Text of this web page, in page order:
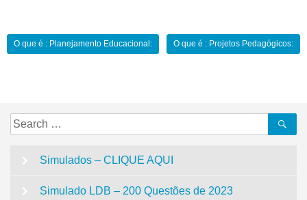
Navegação
O que é : Planejamento Educacional: O que é : Projetos Pedagógicos:
Search
for:
Simulados – CLIQUE AQUI
Simulado LDB – 200 Questões de 2023